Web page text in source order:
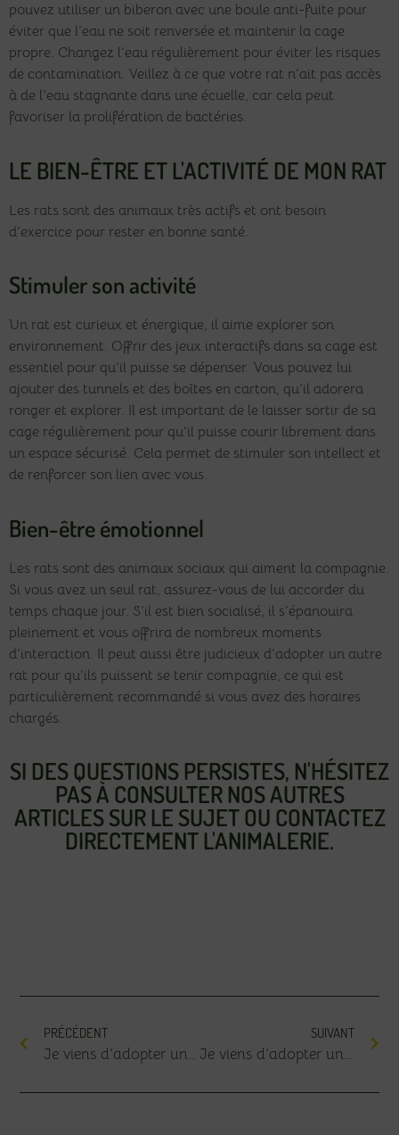
pouvez utiliser un biberon avec une boule anti-fuite pour
éviter que l’eau ne soit renversée et maintenir la cage
propre. Changez l’eau régulièrement pour éviter les risques
de contamination. Veillez à ce que votre rat n’ait pas accès
à de l’eau stagnante dans une écuelle, car cela peut
favoriser la prolifération de bactéries.
LE BIEN-ÊTRE ET L'ACTIVITÉ DE MON RAT
Les rats sont des animaux très actifs et ont besoin
d’exercice pour rester en bonne santé.
Stimuler son activité
Un rat est curieux et énergique, il aime explorer son
environnement. Offrir des jeux interactifs dans sa cage est
essentiel pour qu’il puisse se dépenser. Vous pouvez lui
ajouter des tunnels et des boîtes en carton, qu’il adorera
ronger et explorer. Il est important de le laisser sortir de sa
cage régulièrement pour qu’il puisse courir librement dans
un espace sécurisé. Cela permet de stimuler son intellect et
de renforcer son lien avec vous.
Bien-être émotionnel
Les rats sont des animaux sociaux qui aiment la compagnie.
Si vous avez un seul rat, assurez-vous de lui accorder du
temps chaque jour. S’il est bien socialisé, il s’épanouira
pleinement et vous offrira de nombreux moments
d’interaction. Il peut aussi être judicieux d’adopter un autre
rat pour qu’ils puissent se tenir compagnie, ce qui est
particulièrement recommandé si vous avez des horaires
chargés.
SI DES QUESTIONS PERSISTES, N'HÉSITEZ
PAS À CONSULTER NOS AUTRES
ARTICLES SUR LE SUJET OU CONTACTEZ
DIRECTEMENT L'ANIMALERIE.
PRÉCÉDENT
Je viens d’adopter un chinchilla
SUIVANT
Je viens d’adopter une gerbille